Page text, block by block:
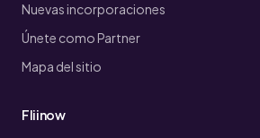
Nuevas incorporaciones
Únete como Partner
Mapa del sitio
Fliinow